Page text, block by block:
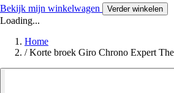
Bekijk mijn winkelwagen Verder winkelen
Loading...
Home
/ Korte broek Giro Chrono Expert